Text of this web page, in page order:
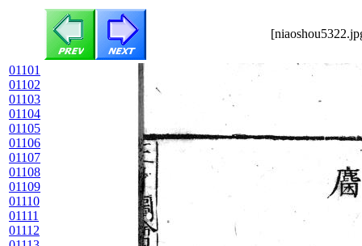
01101
01102
01103
01104
01105
01106
01107
01108
01109
01110
01111
01112